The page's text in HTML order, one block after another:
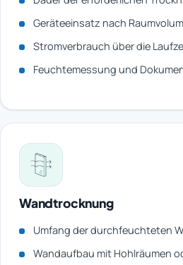
Geräteeinsatz nach
Stromverbrauch über die
Feuchtemessung und
Wandtrocknung
Umfang der durchfeuchteten
Wandaufbau mit Hohlräumen